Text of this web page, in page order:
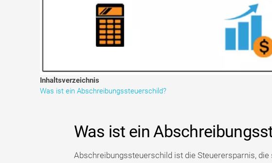
Inhaltsverzeichnis
Was ist ein Abschreibungssteuerschild?
Was ist ein
Abschreibungssteuerschild ist die Steuerersparnis, die